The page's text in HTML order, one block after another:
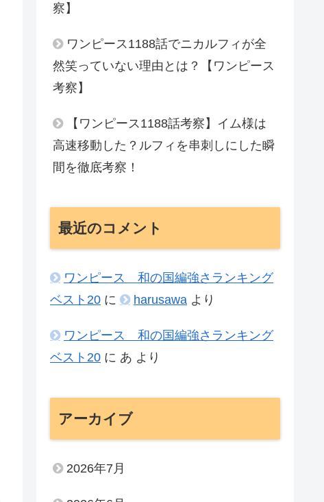
察】
ワンピース1188話でニカルフィが全
然笑っていない理由とは？【ワンピース
考察】
【ワンピース1188話考察】イム様は
高速移動した？ルフィを串刺しにした瞬
間を徹底考察！
最近のコメント
ワンピース 和の国編強さランキング
ベスト20 に harusawa より
ワンピース 和の国編強さランキング
ベスト20 に あ より
アーカイブ
2026年7月